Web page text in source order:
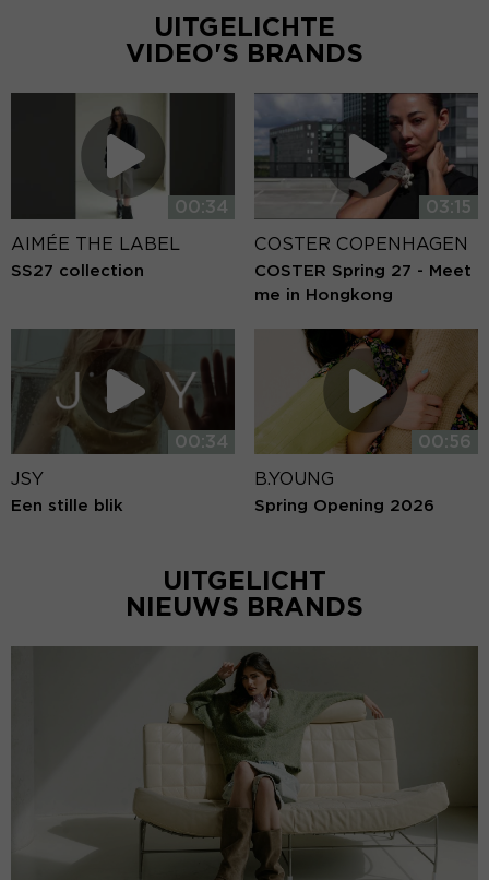
UITGELICHTE
VIDEO'S BRANDS
00:34
AIMÉE THE LABEL
SS27 collection
03:15
COSTER COPENHAGEN
COSTER Spring 27 - Meet
me in Hongkong
00:34
JSY
Een stille blik
00:56
B.YOUNG
Spring Opening 2026
UITGELICHT
NIEUWS BRANDS